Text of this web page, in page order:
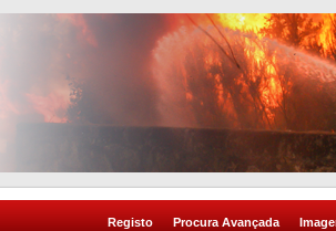
Registo Procura Avançada